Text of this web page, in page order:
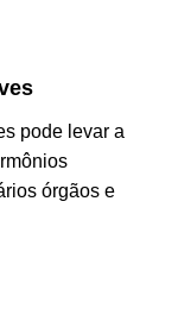
pode levar a
órgãos e